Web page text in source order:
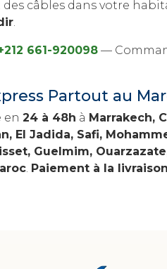
câbles dans votre
.
661-920098 —
Partout au
en24 à 48h à Marrakech,
El Jadida, Safi,
Guelmim,
Paiement à la